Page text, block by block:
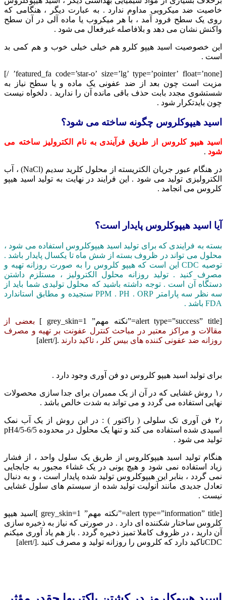
خاصیت ضد میکروبی مداوم ندارد . به عبارت دیگر ، هنگامی که
روی یک سطح فرود آمد ، با هر میکروب یا ماده آلی در آن سطح
واکنش نشان می دهد و بلافاصله غیرفعال می شود .
این خصوصیت اسید هیپو کلرو هم خیلی خیلی خوب و هم کمی بد
است .
[featured_fa code=’star-o’ size=’lg’ type=’pointer’ float=’none’ /]
مزیت است چون بعد از ضد عفونی یک ماده و یا سطح نیاز به
شستشوی مجدد بابت حذف باقی مانده آن را ندارید . دلخواه نیست
چون بایدتکرار شود .
اسید هیپوکلروس چگونه ساخته می شود؟
اسید هیپو کلروس از طریق فرآیندی به نام الکترولیز ساخته می
شود .
در هنگام عبور جریان الکتریسته از محلول کلرید سدیم (NaCl) ، آب
الکترولیزی تولید می شود . این فرایند در نهایت به تولید اسید هیپو
کلروس می انجامد .
آیا اسید هیپوکلروس پایدار است؟
بسته به فرایندی که برای تولید اسید هیپوکلروس استفاده می شود ،
محلول می تواند در ظروف بسته از شش ماه تا یکسال پایدار باشد .
توصیه CDC این است که هیپو کلروس را به صورت روزانه تهیه و
مصرف کنید . تولید روزانه محلول الکترولیز ، مستلزم داشتن
دستگاه آن است . توجه داشته باشید که محلول تولیدی شما باید از
سه نظر سه پارامتر PPM . PH . ORP سنجیده و مطابق استاندارد
FDA باشد .
[alert type=”success” title=”نکته مهم” grey_skin=1 ]
بعضی از
مقالات و مراکز معتیر در مباحث کنترل عفونت بر تهیه و مصرف
روزانه ضد عفونی کننده های بیس کلر ، تاکید دارند .[/alert]
برای تولید اسید هیپو کلروس دو فن آوری وجود دارد .
۱٫ روش غشایی که در آن از یک ممبران برای جدا سازی محصولات
نهایی استفاده می گردد و می تواند به شدت خالص باشد .
۲٫ فن آوری تک سلولی ( راکتور ) : در این روش از یک آب نمک
اسیدی شده استفاده می کند و تنها یک محلول در محدوده pH4/5-6/5
تولید می شود .
هنگام تولید اسید هیپوکلروس از طریق یک سلول واحد ، از فشار
زیاد استفاده نمی شود و هیچ یونی در یک غشاء مجبور به جابجایی
نمی گردد ، بنابر این هیپوکلروس تولید شده پایدار است ، و به دنبال
تعادل جدیدی مانند آنولیت تولید شده از سیستم های سلول غشایی
نیست .
[alert type=”information” title=”نکته مهم” grey_skin=1 ]اسید هیپو
کلروس ساختار شکننده ای دارد . در صورتی که نیاز به ذخیره سازی
آن دارید ، در ظروف کاملا تمیز ذخیره گردد . باز هم یاد آوری میکنم
CDCتاکید دارد که کلروس را روزانه تولید و مصرف کنید .[/alert]